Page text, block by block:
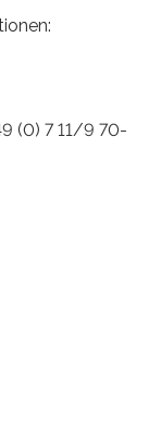
(0) 7 11/9 70-